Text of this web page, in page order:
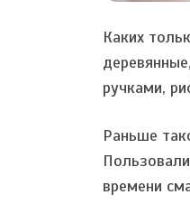
Каких
ручками,
Раньше
времени